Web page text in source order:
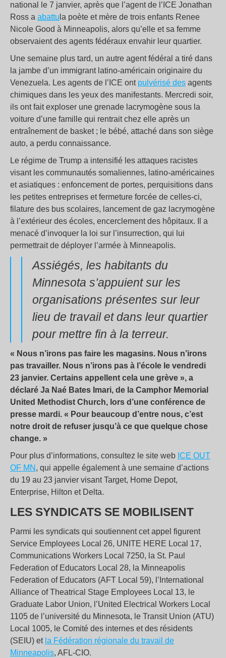
national le 7 janvier, après que l’agent de l’ICE Jonathan
Ross a abattu la poète et mère de trois enfants Renee
Nicole Good à Minneapolis, alors qu’elle et sa femme
observaient des agents fédéraux envahir leur quartier.
Une semaine plus tard, un autre agent fédéral a tiré dans
la jambe d’un immigrant latino-américain originaire du
Venezuela. Les agents de l’ICE ont pulvérisé des agents
chimiques dans les yeux des manifestants. Mercredi soir,
ils ont fait exploser une grenade lacrymogène sous la
voiture d’une famille qui rentrait chez elle après un
entraînement de basket ; le bébé, attaché dans son siège
auto, a perdu connaissance.
Le régime de Trump a intensifié les attaques racistes
visant les communautés somaliennes, latino-américaines
et asiatiques : enfoncement de portes, perquisitions dans
les petites entreprises et fermeture forcée de celles-ci,
filature des bus scolaires, lancement de gaz lacrymogène
à l’extérieur des écoles, encerclement des hôpitaux. Il a
menacé d’invoquer la loi sur l’insurrection, qui lui
permettrait de déployer l’armée à Minneapolis.
Assiégés, les habitants du
Minnesota s’appuient sur les
organisations présentes sur leur
lieu de travail et dans leur quartier
pour mettre fin à la terreur.
« Nous n’irons pas faire les magasins. Nous n’irons
pas travailler. Nous n’irons pas à l’école le vendredi
23 janvier. Certains appellent cela une grève », a
déclaré Ja Naé Bates Imari, de la Camphor Memorial
United Methodist Church, lors d’une conférence de
presse mardi. « Pour beaucoup d’entre nous, c’est
notre droit de refuser jusqu’à ce que quelque chose
change. »
Pour plus d’informations, consultez le site web ICE OUT
OF MN , qui appelle également à une semaine d’actions
du 19 au 23 janvier visant Target, Home Depot,
Enterprise, Hilton et Delta.
LES SYNDICATS SE MOBILISENT
Parmi les syndicats qui soutiennent cet appel figurent
Service Employees Local 26, UNITE HERE Local 17,
Communications Workers Local 7250, la St. Paul
Federation of Educators Local 28, la Minneapolis
Federation of Educators (AFT Local 59), l’International
Alliance of Theatrical Stage Employees Local 13, le
Graduate Labor Union, l’United Electrical Workers Local
1105 de l’université du Minnesota, le Transit Union (ATU)
Local 1005, le Comité des internes et des résidents
(SEIU) et la Fédération régionale du travail de
Minneapolis, AFL-CIO.